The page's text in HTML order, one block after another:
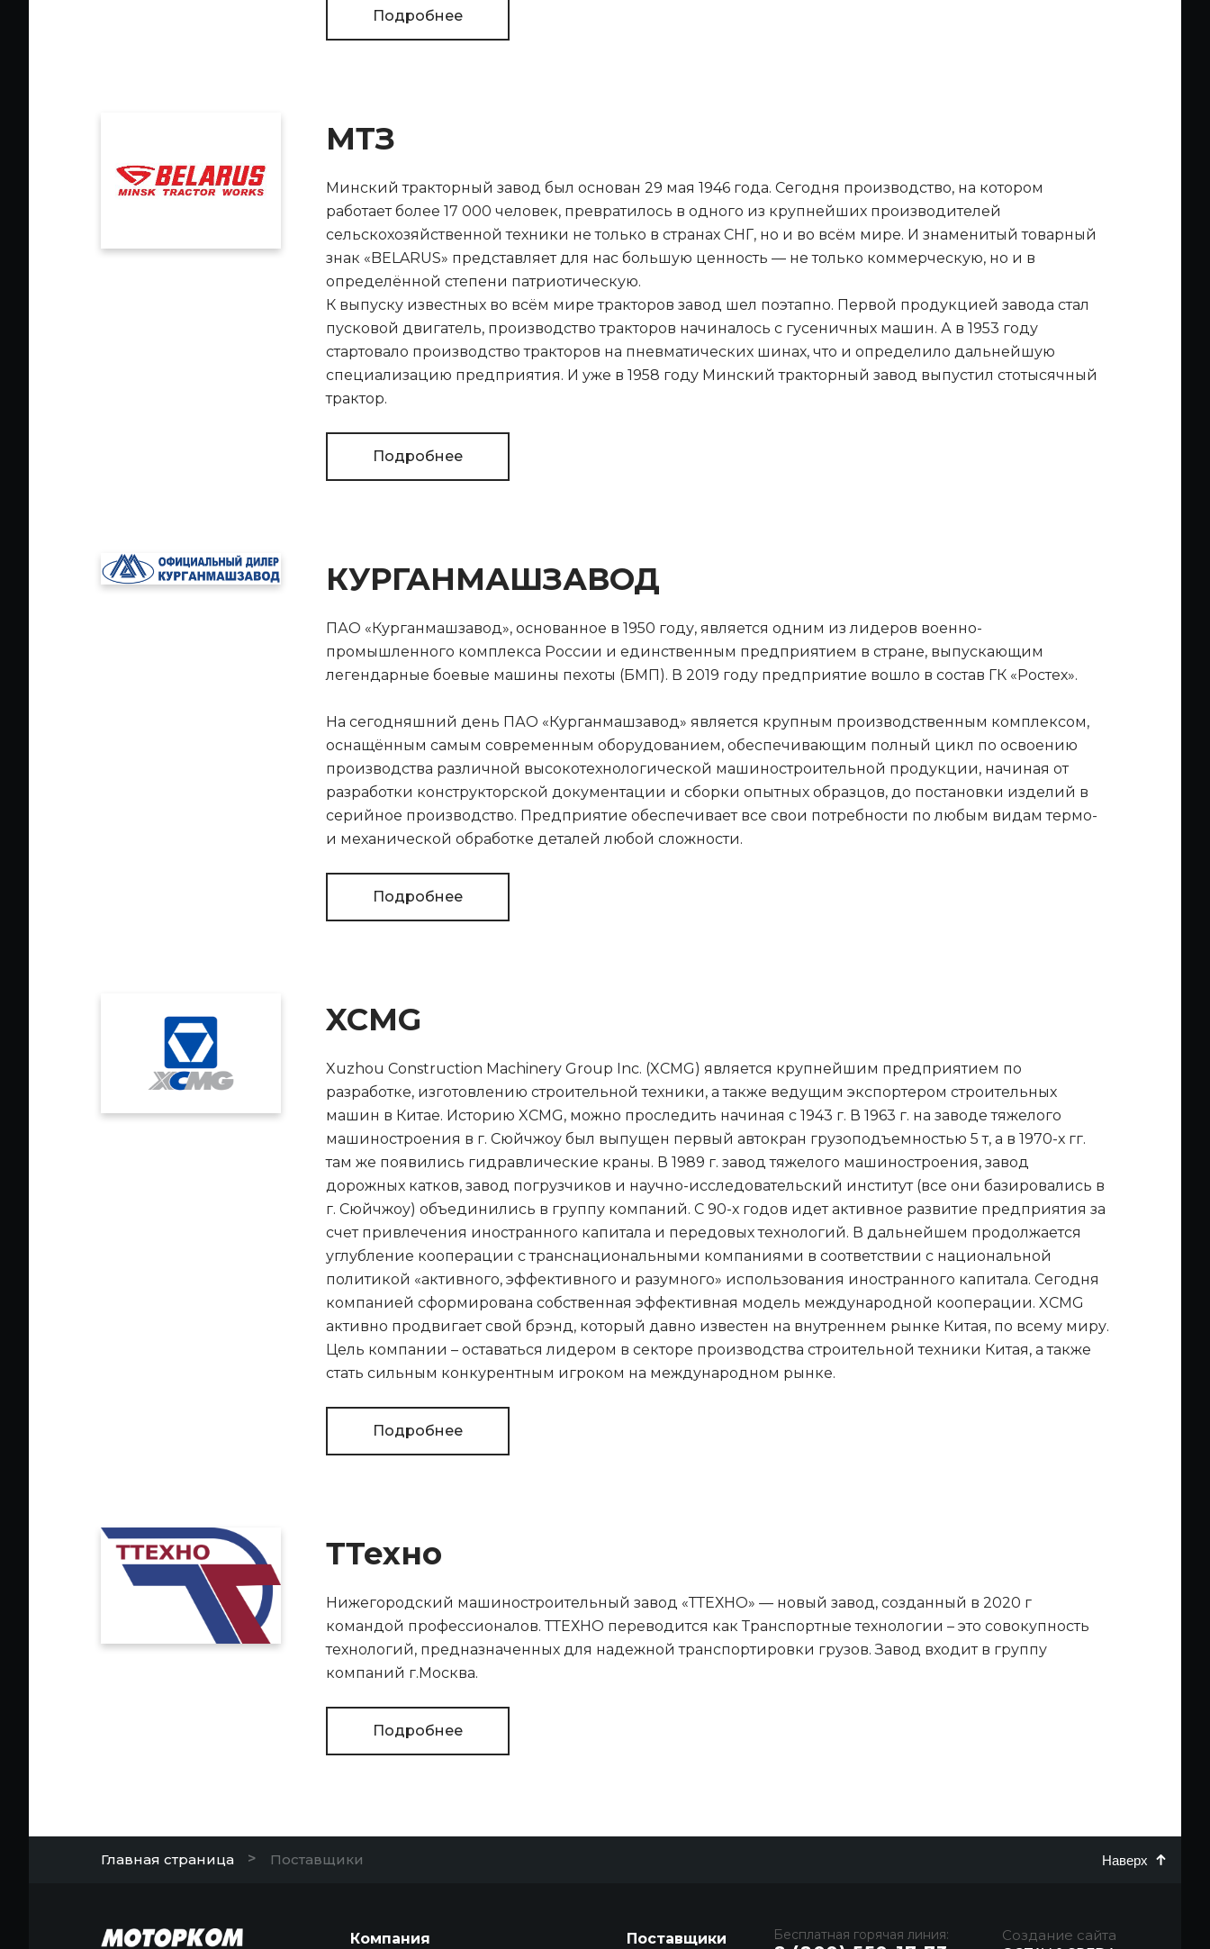
Подробнее
МТЗ
Минский тракторный завод был основан 29 мая 1946 года. Сегодня производство, на котором
работает более 17 000 человек, превратилось в одного из крупнейших производителей
сельскохозяйственной техники не только в странах СНГ, но и во всём мире. И знаменитый товарный
знак «BELARUS» представляет для нас большую ценность — не только коммерческую, но и в
определённой степени патриотическую.
К выпуску известных во всём мире тракторов завод шел поэтапно. Первой продукцией завода стал
пусковой двигатель, производство тракторов начиналось с гусеничных машин. А в 1953 году
стартовало производство тракторов на пневматических шинах, что и определило дальнейшую
специализацию предприятия. И уже в 1958 году Минский тракторный завод выпустил стотысячный
трактор.
Подробнее
КУРГАНМАШЗАВОД
ПАО «Курганмашзавод», основанное в 1950 году, является одним из лидеров военно-
промышленного комплекса России и единственным предприятием в стране, выпускающим
легендарные боевые машины пехоты (БМП). В 2019 году предприятие вошло в состав ГК «Ростех».
На сегодняшний день ПАО «Курганмашзавод» является крупным производственным комплексом,
оснащённым самым современным оборудованием, обеспечивающим полный цикл по освоению
производства различной высокотехнологической машиностроительной продукции, начиная от
разработки конструкторской документации и сборки опытных образцов, до постановки изделий в
серийное производство. Предприятие обеспечивает все свои потребности по любым видам термо-
и механической обработке деталей любой сложности.
Подробнее
XCMG
Xuzhou Construction Machinery Group Inc. (XCMG) является крупнейшим предприятием по
разработке, изготовлению строительной техники, а также ведущим экспортером строительных
машин в Китае. Историю XCMG, можно проследить начиная c 1943 г. В 1963 г. на заводе тяжелого
машиностроения в г. Сюйчжоу был выпущен первый автокран грузоподъемностью 5 т, а в 1970-х гг.
там же появились гидравлические краны. В 1989 г. завод тяжелого машиностроения, завод
дорожных катков, завод погрузчиков и научно-исследовательский институт (все они базировались в
г. Сюйчжоу) объединились в группу компаний. С 90-х годов идет активное развитие предприятия за
счет привлечения иностранного капитала и передовых технологий. В дальнейшем продолжается
углубление кооперации с транснациональными компаниями в соответствии с национальной
политикой «активного, эффективного и разумного» использования иностранного капитала. Сегодня
компанией сформирована собственная эффективная модель международной кооперации. XCMG
активно продвигает свой брэнд, который давно известен на внутреннем рынке Китая, по всему миру.
Цель компании – оставаться лидером в секторе производства строительной техники Китая, а также
стать сильным конкурентным игроком на международном рынке.
Подробнее
ТТехно
Нижегородский машиностроительный завод «ТТЕХНО» — новый завод, созданный в 2020 г
командой профессионалов. ТТЕХНО переводится как Транспортные технологии – это совокупность
технологий, предназначенных для надежной транспортировки грузов. Завод входит в группу
компаний г.Москва.
Подробнее
Главная страница > Поставщики Наверх
Компания Поставщики Бесплатная горячая линия:
Создание сайта